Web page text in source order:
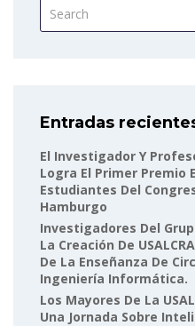
Entradas
El Investigador Y
Logra El Primer Premio
Estudiantes Del
Hamburgo
Investigadores Del
La Creación De
De La Enseñanza De
Ingeniería Informática.
Los Mayores De La
Una Jornada Sobre